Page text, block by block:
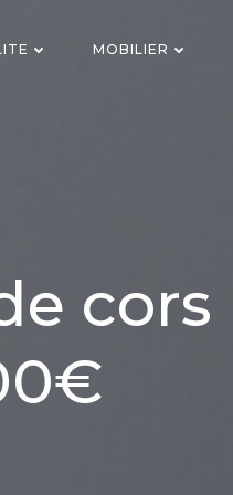
MOBILIER
cors